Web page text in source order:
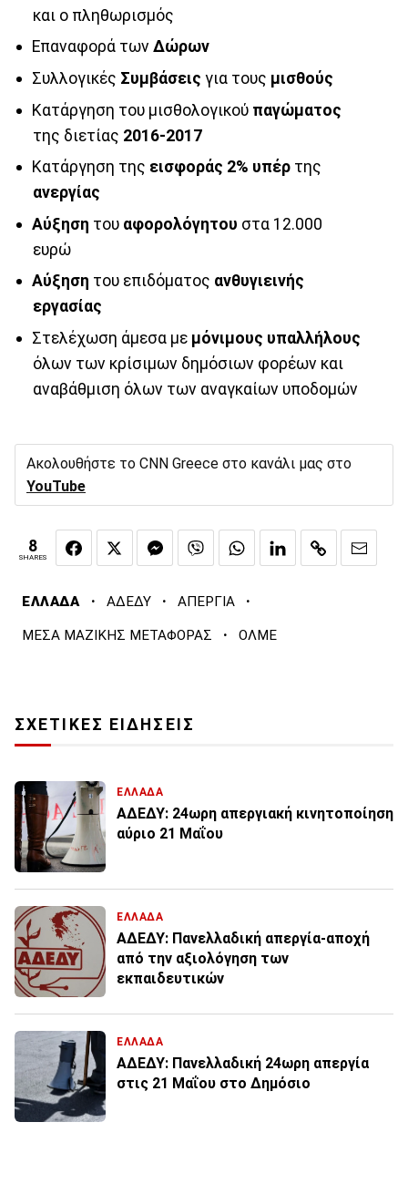
και ο πληθωρισμός
Επαναφορά των Δώρων
Συλλογικές Συμβάσεις για τους μισθούς
Κατάργηση του μισθολογικού παγώματος
της διετίας 2016-2017
Κατάργηση της εισφοράς 2% υπέρτης
ανεργίας
Αύξηση του αφορολόγητου στα 12.000
ευρώ
Αύξηση του επιδόματος ανθυγιεινής
εργασίας
Στελέχωση άμεσα με μόνιμους υπαλλήλους
όλων των κρίσιμων δημόσιων φορέων και
αναβάθμιση όλων των αναγκαίων υποδομών
Ακολουθήστε το CNN Greece στο κανάλι μας στο
YouTube
8
SHARES
ΕΛΛΑΔΑ · ΑΔΕΔΥ · ΑΠΕΡΓΙΑ ·
ΜΕΣΑ ΜΑΖΙΚΗΣ ΜΕΤΑΦΟΡΑΣ · ΟΛΜΕ
ΣΧΕΤΙΚΕΣ ΕΙΔΗΣΕΙΣ
ΕΛΛΑΔΑ
ΑΔΕΔΥ: 24ωρη απεργιακή κινητοποίηση
αύριο 21 Μαΐου
ΕΛΛΑΔΑ
ΑΔΕΔΥ: Πανελλαδική απεργία-αποχή
από την αξιολόγηση των
εκπαιδευτικών
ΕΛΛΑΔΑ
ΑΔΕΔΥ: Πανελλαδική 24ωρη απεργία
στις 21 Μαΐου στο Δημόσιο